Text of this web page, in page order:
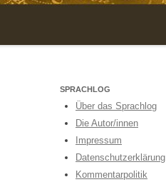
SPRACHLOG
Über das Sprachlog
Die Autor/innen
Impressum
Datenschutzerklärung
Kommentarpolitik